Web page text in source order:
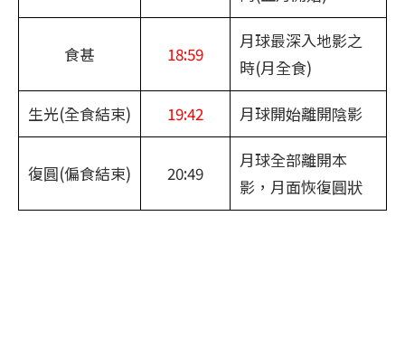
食甚 18:59
月球最深入地影之
時(月全食)
生光(全食結束) 19:42 月球開始離開陰影
復圓(偏食結束) 20:49
月球全部離開本
影，月面恢復圓狀